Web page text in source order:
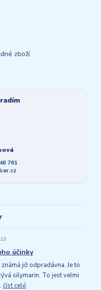
zboží.
761
účinky
již odpradávna. Je to
silymarin. To jest velmi
číst celé